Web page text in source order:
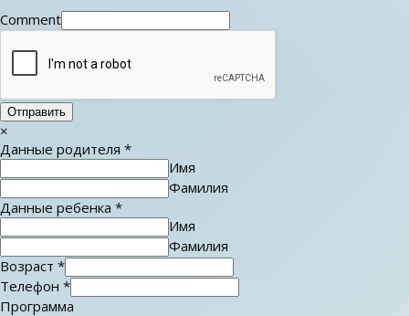
Comment
Отправить
×
Данные родителя *
Имя
Фамилия
Данные ребенка *
Имя
Фамилия
Возраст *
Телефон *
Программа